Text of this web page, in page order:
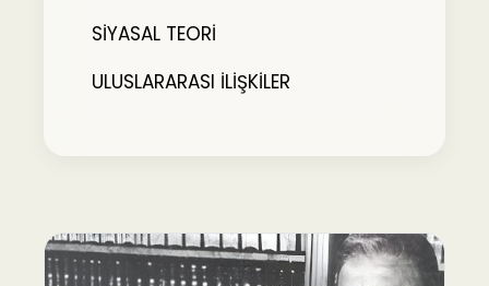
SİYASAL TEORİ
ULUSLARARASI İLİŞKİLER